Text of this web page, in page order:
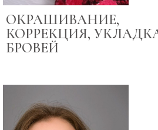
ОКРАШИВАНИЕ,
КОРРЕКЦИЯ,
БРОВЕЙ